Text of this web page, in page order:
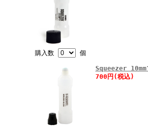
購入数 個
Squeezer 10mm
700円(税込)